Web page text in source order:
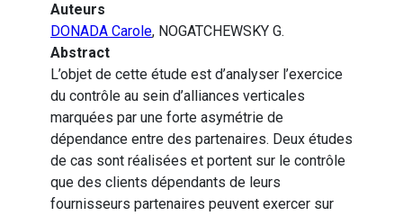
Auteurs
DONADA Carole, NOGATCHEWSKY G.
Abstract
L’objet de cette étude est d’analyser l’exercice
du contrôle au sein d’alliances verticales
marquées par une forte asymétrie de
dépendance entre des partenaires. Deux études
de cas sont réalisées et portent sur le contrôle
que des clients dépendants de leurs
fournisseurs partenaires peuvent exercer sur